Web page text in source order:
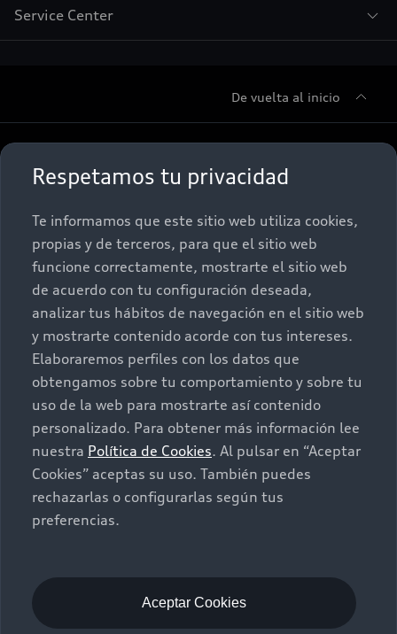
Respetamos tu privacidad
Te informamos que este sitio web utiliza cookies,
propias y de terceros, para que el sitio web
funcione correctamente, mostrarte el sitio web
de acuerdo con tu configuración deseada,
analizar tus hábitos de navegación en el sitio web
y mostrarte contenido acorde con tus intereses.
Elaboraremos perfiles con los datos que
obtengamos sobre tu comportamiento y sobre tu
uso de la web para mostrarte así contenido
personalizado. Para obtener más información lee
nuestra Política de Cookies. Al pulsar en “Aceptar
Cookies” aceptas su uso. También puedes
rechazarlas o configurarlas según tus
preferencias.
Aceptar Cookies
Service Center
De vuelta al inicio
Sobre Nosotros
Nuestras Promociones
Postventa
Audi Aftersales
Autos Nuevos
Quiero un Audi nuevo
Seminuevos
Audi Certified :plus
Contacto
Contáctanos
Citas de servicio
Información de vehículo nuevo
Utilizamos cookies para mejorar nuestro sitio
web y tu experiencia en línea. Al continuar